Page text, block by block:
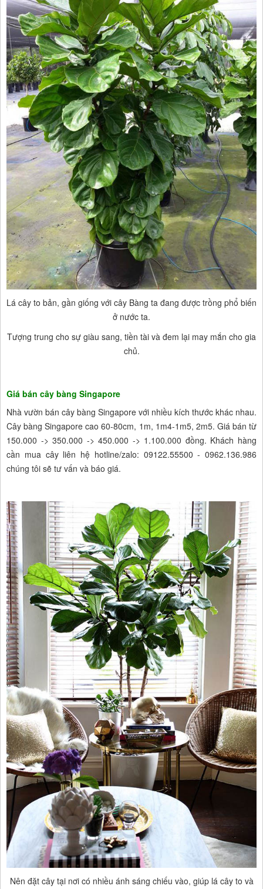
Lá cây to bản, gần giống với cây Bàng ta đang được trồng phổ biến
ở nước ta.
Tượng trung cho sự giàu sang, tiền tài và đem lại may mắn cho gia
chủ.
Giá bán cây bàng Singapore
Nhà vườn bán cây bàng Singapore với nhiều kích thước khác nhau.
Cây bàng Singapore cao 60-80cm, 1m, 1m4-1m5, 2m5. Giá bán từ
150.000 -> 350.000 -> 450.000 -> 1.100.000 đồng. Khách hàng
cần mua cây liên hệ hotline/zalo: 09122.55500 - 0962.136.986
chúng tôi sẽ tư vấn và báo giá.
Nên đặt cây tại nơi có nhiều ánh sáng chiếu vào, giúp lá cây to và